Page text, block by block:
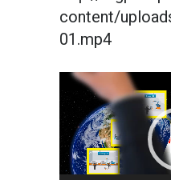
content/
01.mp4
Trình
chơi
Video